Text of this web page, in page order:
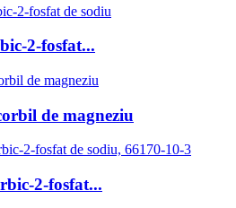
2-fosfat...
de magneziu
2-fosfat...